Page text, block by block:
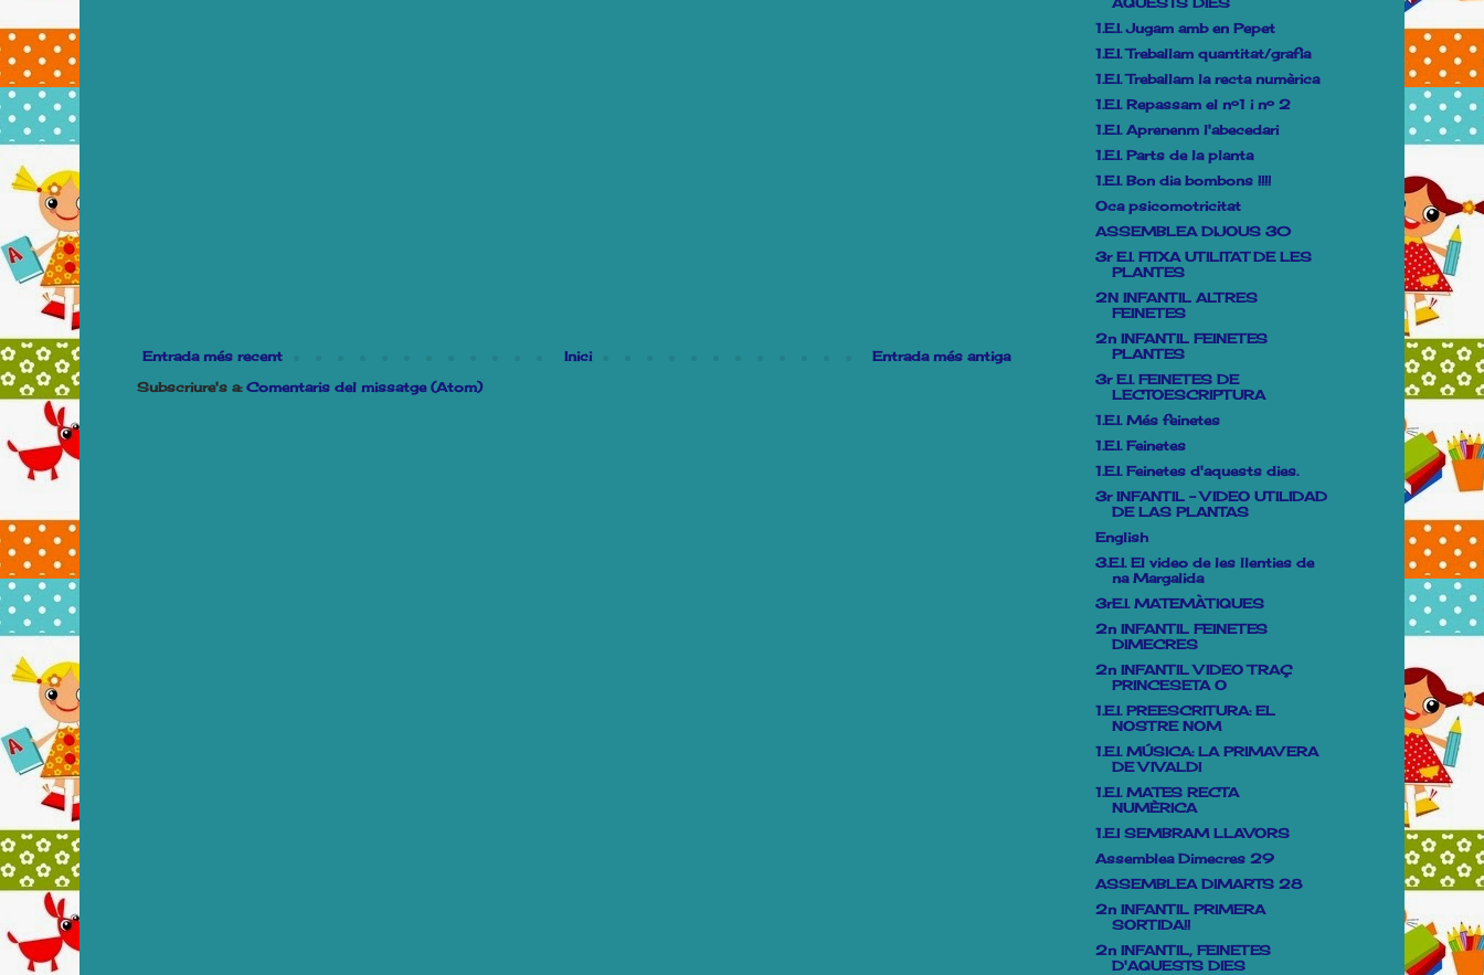
Entrada més recent Entrada més antiga
Inici
Subscriure's a: Comentaris del missatge (Atom)
1.E.I. Jugam amb en Pepet
1.E.I. Treballam quantitat/grafia
1.E.I. Treballam la recta numèrica
1.E.I. Repassam el nº1 i nº 2
1.E.I. Aprenenm l'abecedari
1.E.I. Parts de la planta
1.E.I. Bon dia bombons !!!!
Oca psicomotricitat
ASSEMBLEA DIJOUS 30
3r E.I. FITXA UTILITAT DE LES
PLANTES
2N INFANTIL ALTRES
FEINETES
2n INFANTIL FEINETES
PLANTES
3r E.I. FEINETES DE
LECTOESCRIPTURA
1.E.I. Més feinetes
1.E.I. Feinetes
1.E.I. Feinetes d'aquests dies.
3r INFANTIL - VIDEO UTILIDAD
DE LAS PLANTAS
English
3.E.I. El video de les llenties de
na Margalida
3rE.I. MATEMÀTIQUES
2n INFANTIL FEINETES
DIMECRES
2n INFANTIL VIDEO TRAÇ
PRINCESETA O
1.E.I. PREESCRITURA: EL
NOSTRE NOM
1.E.I. MÚSICA: LA PRIMAVERA
DE VIVALDI
1.E.I. MATES RECTA
NUMÈRICA
1.E.I SEMBRAM LLAVORS
Assemblea Dimecres 29
ASSEMBLEA DIMARTS 28
2n INFANTIL PRIMERA
SORTIDA!!
2n INFANTIL, FEINETES
D'AQUESTS DIES